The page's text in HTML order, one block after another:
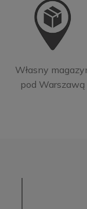
Własny
pod Warszawą